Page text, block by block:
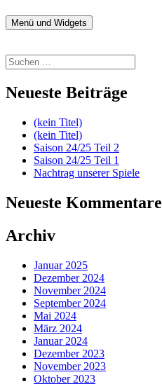
Inhalt
fussball.nenitschka.de
News Blog der F-Jugend
Menü und Widgets
Suchen
nach:
Neueste Beiträge
(kein Titel)
(kein Titel)
Saison 24/25 Teil 2
Saison 24/25 Teil 1
Nachtrag unserer Spiele
Neueste Kommentare
Archiv
Januar 2025
Dezember 2024
November 2024
September 2024
Mai 2024
März 2024
Januar 2024
Dezember 2023
November 2023
Oktober 2023